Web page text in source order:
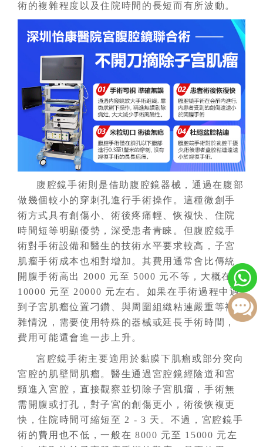
術的複雜程度以及住院時間的長短而有所波動。
腹腔鏡手術則是借助腹腔鏡器械，通過在腹部
做幾個較小的穿刺孔進行手術操作。這種微創手
術方式具有創傷小、術後疼痛輕、恢複快、住院
時間短等明顯優勢，深受患者青睞。但腹腔鏡手
術對手術設備和醫生的技術水平要求較高， 子宮
肌瘤手術成本也相對增加。其費用通常會比傳統
開腹手術高出 2000 元至 5000 元不等，大概在
10000 元至 20000 元左右。如果在手術過程中遇
到 子宮 肌瘤位置刁鑽、與周圍組織粘連嚴重等複
雜情況，需要使用特殊的器械或延長手術時間，
費用可能還會進一步上升。
宮腔鏡手術主要適用於黏膜下肌瘤或部分突向
宮腔的肌壁間肌瘤。醫生通過宮腔鏡經陰道和宮
頸進入宮腔，直接觀察並切除子宮 肌瘤，手術無
需開腹或打孔，對子宮的創傷更小，術後恢複更
快，住院時間可縮短至 2 - 3 天。不過，宮腔鏡手
術的費用也不低，一般在 8000 元至 15000 元左